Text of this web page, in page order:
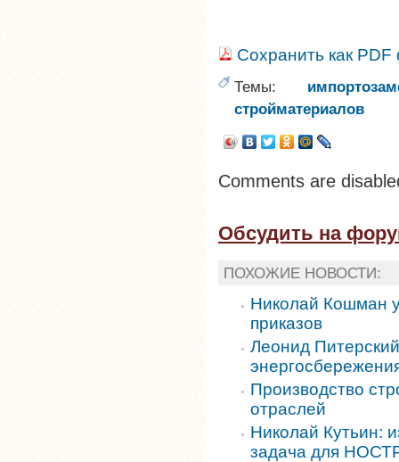
Сохранить как
Темы:
стройматериалов
Comments are
Обсудить на
ПОХОЖИЕ НОВОСТИ:
Николай Кошман
приказов
Леонид
Производство
отраслей
Николай Кутьин:
задача для